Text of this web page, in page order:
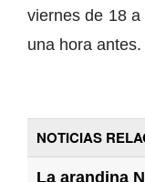
viernes de 18
una hora antes.
NOTICIAS
La arandina